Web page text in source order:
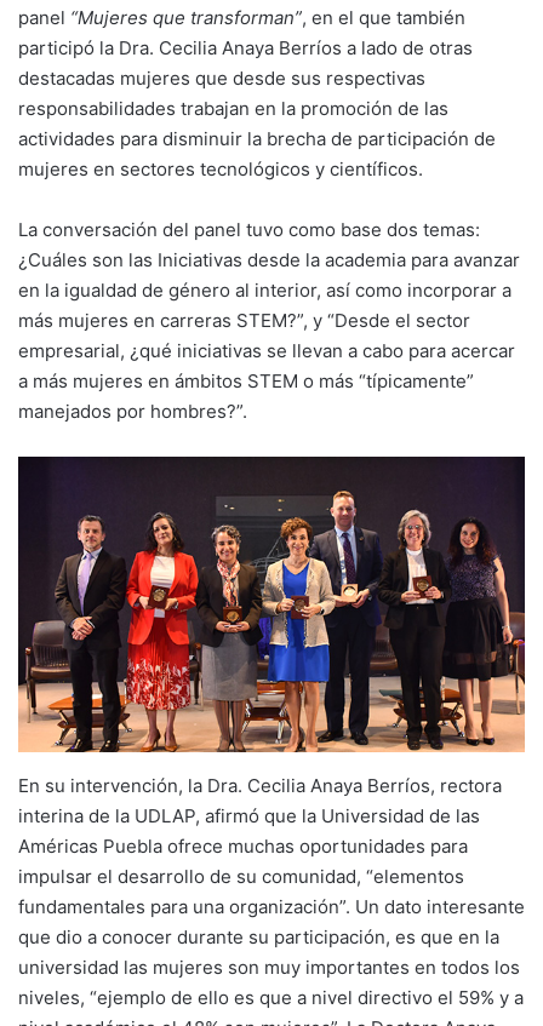
panel “Mujeres que transforman”, en el que también
participó la Dra. Cecilia Anaya Berríos a lado de otras
destacadas mujeres que desde sus respectivas
responsabilidades trabajan en la promoción de las
actividades para disminuir la brecha de participación de
mujeres en sectores tecnológicos y científicos.
La conversación del panel tuvo como base dos temas:
¿Cuáles son las Iniciativas desde la academia para avanzar
en la igualdad de género al interior, así como incorporar a
más mujeres en carreras STEM?”, y “Desde el sector
empresarial, ¿qué iniciativas se llevan a cabo para acercar
a más mujeres en ámbitos STEM o más “típicamente”
manejados por hombres?”.
En su intervención, la Dra. Cecilia Anaya Berríos, rectora
interina de la UDLAP, afirmó que la Universidad de las
Américas Puebla ofrece muchas oportunidades para
impulsar el desarrollo de su comunidad, “elementos
fundamentales para una organización”. Un dato interesante
que dio a conocer durante su participación, es que en la
universidad las mujeres son muy importantes en todos los
niveles, “ejemplo de ello es que a nivel directivo el 59% y a